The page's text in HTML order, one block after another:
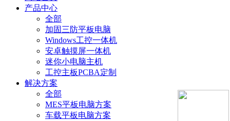
产品中心
全部
加固三防平板电脑
Windows工控一体机
安卓触摸屏一体机
迷你小电脑主机
工控主板PCBA定制
解决方案
全部
MES平板电脑方案
车载平板电脑方案